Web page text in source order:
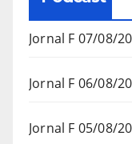
Jornal F 07/08/
Jornal F 06/08/
Jornal F 05/08/